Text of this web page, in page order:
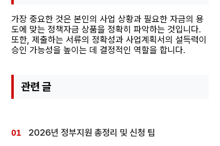
가장 중요한 것은 본인의 사업 상황과 필요한 자금의 용
도에 맞는 정책자금 상품을 정확히 파악하는 것입니다.
또한, 제출하는 서류의 정확성과 사업계획서의 설득력이
승인 가능성을 높이는 데 결정적인 역할을 합니다.
관련 글
2026년 정부지원 총정리 및 신청 팁